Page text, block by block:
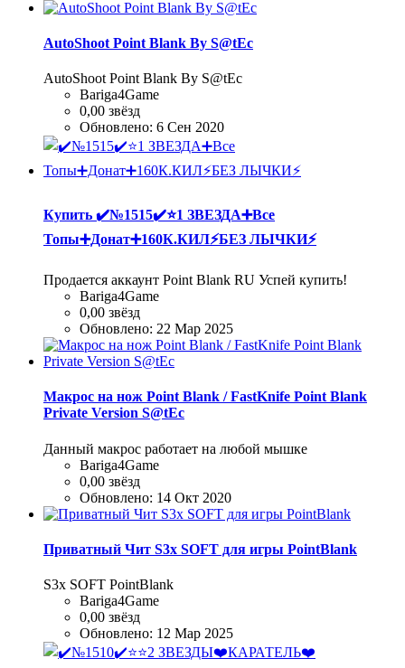
AutoShoot Point Blank By S@tEc
AutoShoot Point Blank By S@tEc
Bariga4Game
0,00 звёзд
Обновлено: 6 Сен 2020
Купить ✔️№1515✔️⭐️1 ЗВЕЗДА➕Все
Топы➕Донат➕160К.КИЛ⚡БЕЗ ЛЫЧКИ⚡
Продается аккаунт Point Blank RU Успей купить!
Bariga4Game
0,00 звёзд
Обновлено: 22 Мар 2025
Макрос на нож Point Blank / FastKnife Point Blank
Private Version S@tEc
Данный макрос работает на любой мышке
Bariga4Game
0,00 звёзд
Обновлено: 14 Окт 2020
Приватный Чит S3x SOFT для игры PointBlank
S3x SOFT PointBlank
Bariga4Game
0,00 звёзд
Обновлено: 12 Мар 2025